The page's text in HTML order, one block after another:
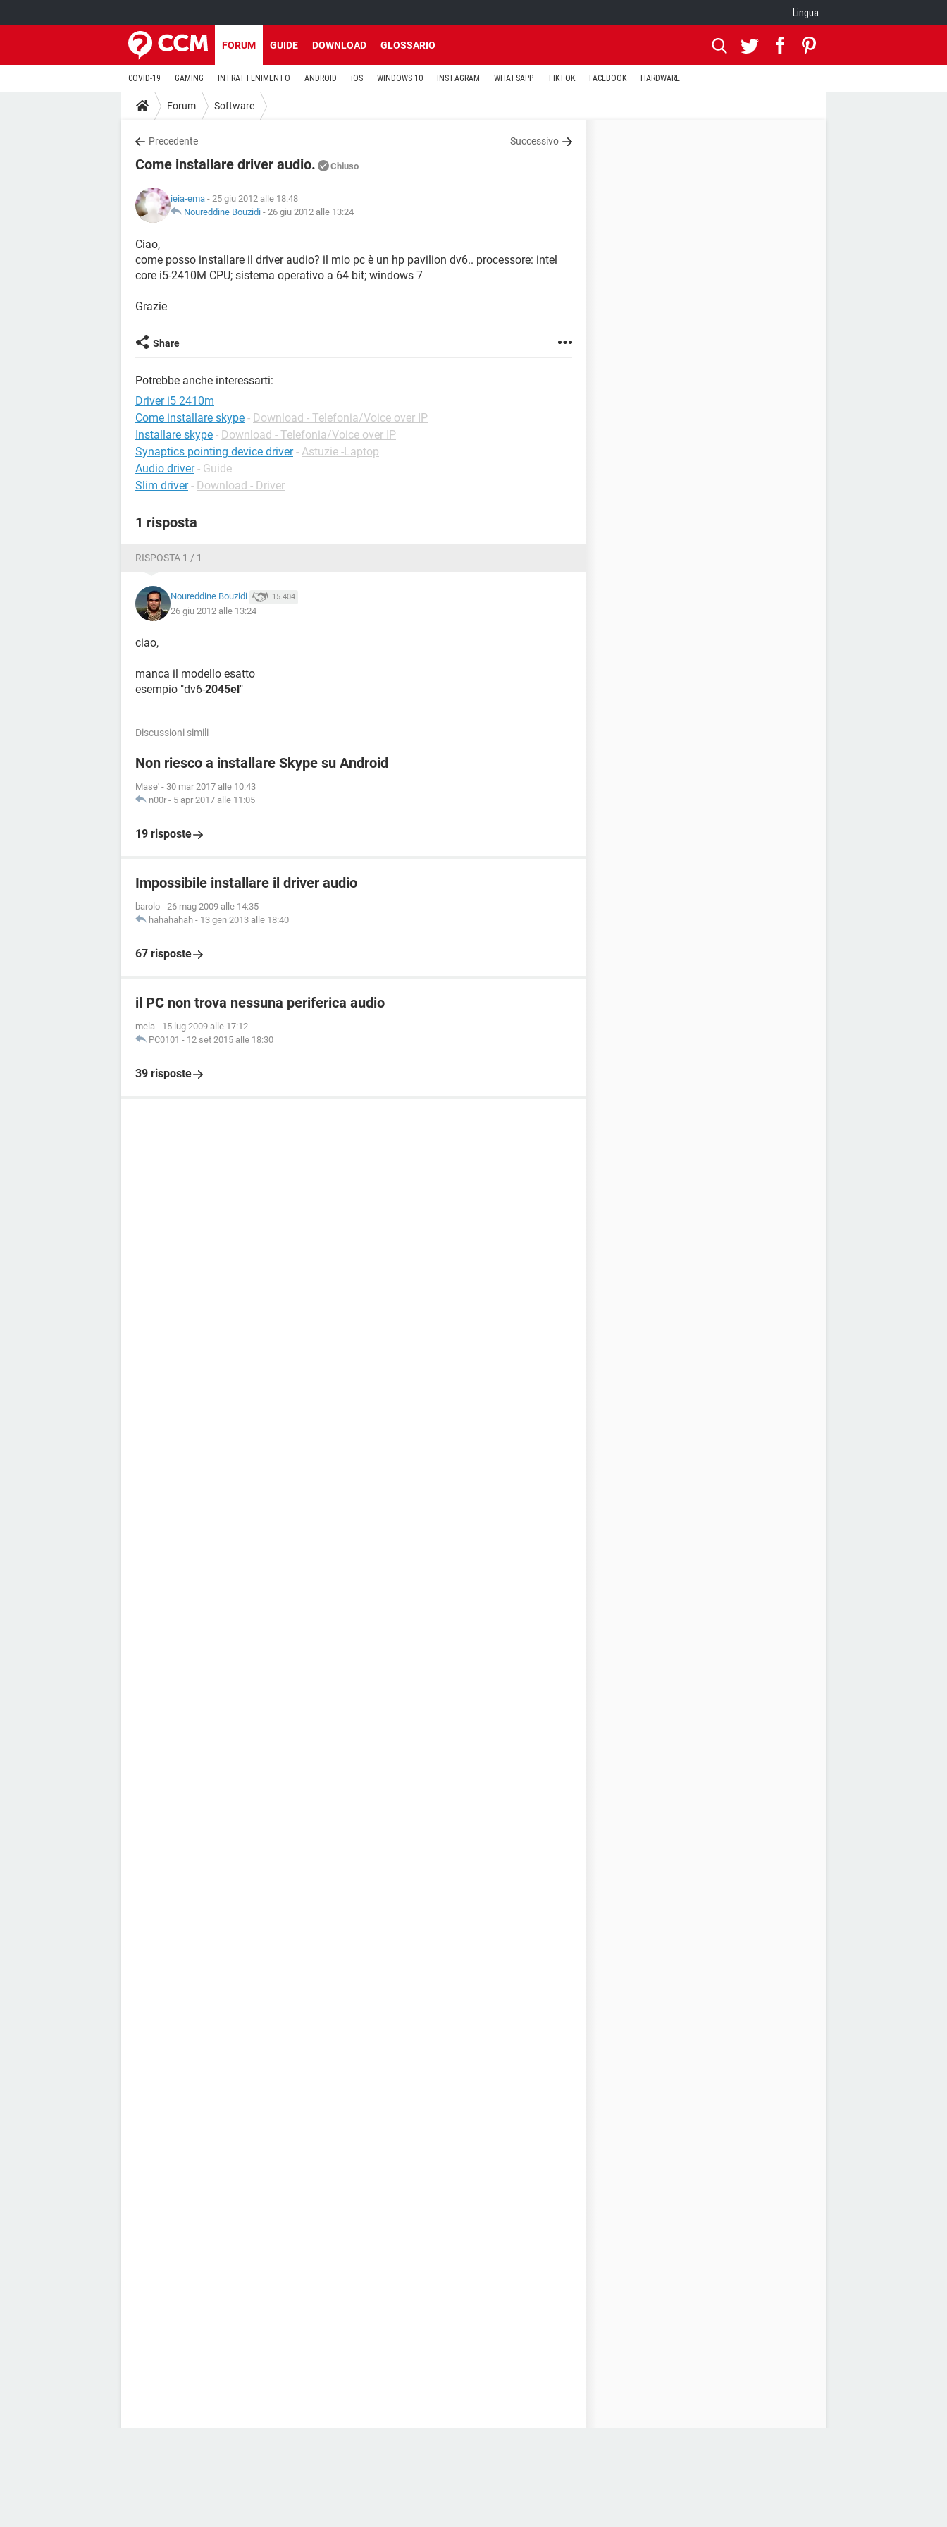
Lingua
FORUM GUIDE DOWNLOAD GLOSSARIO
COVID-19 GAMING INTRATTENIMENTO ANDROID iOS WINDOWS 10 INSTAGRAM WHATSAPP TIKTOK FACEBOOK HARDWARE
Forum Software
Precedente Successivo
Come installare driver audio. Chiuso
ieia-ema - 25 giu 2012 alle 18:48
Noureddine Bouzidi - 26 giu 2012 alle 13:24
Ciao,
come posso installare il driver audio? il mio pc è un hp pavilion dv6.. processore: intel
core i5-2410M CPU; sistema operativo a 64 bit; windows 7
Grazie
Share
Potrebbe anche interessarti:
Driver i5 2410m
Come installare skype - Download - Telefonia/Voice over IP
Installare skype - Download - Telefonia/Voice over IP
Synaptics pointing device driver - Astuzie -Laptop
Audio driver - Guide
Slim driver - Download - Driver
1 risposta
RISPOSTA 1 / 1
Noureddine Bouzidi 15.404
26 giu 2012 alle 13:24
ciao,
manca il modello esatto
esempio "dv6-2045el"
Discussioni simili
Non riesco a installare Skype su Android
Mase' - 30 mar 2017 alle 10:43
n00r - 5 apr 2017 alle 11:05
19 risposte
Impossibile installare il driver audio
barolo - 26 mag 2009 alle 14:35
hahahahah - 13 gen 2013 alle 18:40
67 risposte
il PC non trova nessuna periferica audio
mela - 15 lug 2009 alle 17:12
PC0101 - 12 set 2015 alle 18:30
39 risposte